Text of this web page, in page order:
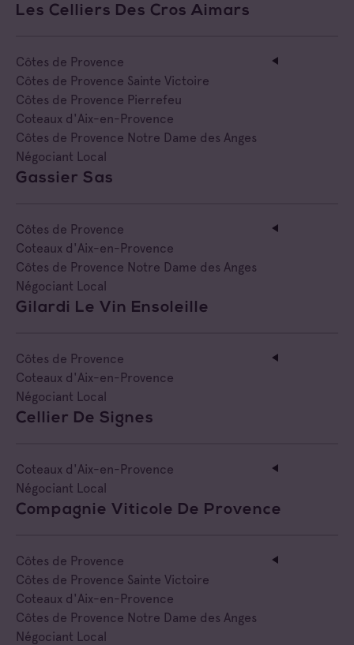
Côtes de Provence Sainte Victoire
Les Celliers Des Cros Aimars
Côtes de Provence
Côtes de Provence Sainte Victoire
Côtes de Provence Pierrefeu
Coteaux d'Aix-en-Provence
Côtes de Provence Notre Dame des Anges
Négociant Local
Gassier Sas
Côtes de Provence
Coteaux d'Aix-en-Provence
Côtes de Provence Notre Dame des Anges
Négociant Local
Gilardi Le Vin Ensoleille
Côtes de Provence
Coteaux d'Aix-en-Provence
Négociant Local
Cellier De Signes
Coteaux d'Aix-en-Provence
Négociant Local
Compagnie Viticole De Provence
Côtes de Provence
Côtes de Provence Sainte Victoire
Coteaux d'Aix-en-Provence
Côtes de Provence Notre Dame des Anges
Négociant Local